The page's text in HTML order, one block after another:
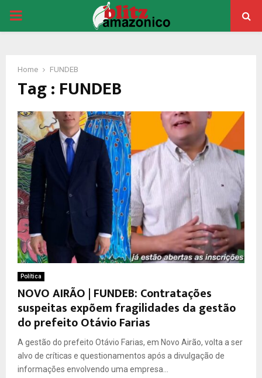
PRIMARY
Home FUNDEB
Tag : FUNDEB
Política
NOVO AIRÃO | FUNDEB: Contratações
suspeitas expõem fragilidades da gestão
do prefeito Otávio Farias
A gestão do prefeito Otávio Farias, em Novo Airão, volta a ser
alvo de críticas e questionamentos após a divulgação de
informações envolvendo uma empresa...